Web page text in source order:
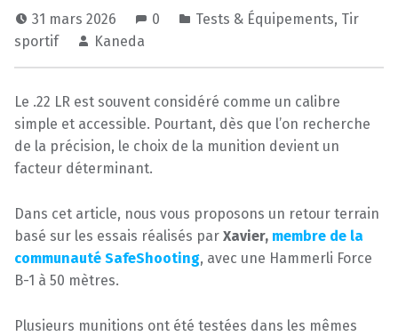
31 mars 2026 0 Tests & Équipements, Tir
sportif
Kaneda
Le .22 LR est souvent considéré comme un calibre
simple et accessible. Pourtant, dès que l’on recherche
de la précision, le choix de la munition devient un
facteur déterminant.
Dans cet article, nous vous proposons un retour terrain
basé sur les essais réalisés par Xavier, membre de la
communauté SafeShooting, avec une Hammerli Force
B-1 à 50 mètres.
Plusieurs munitions ont été testées dans les mêmes